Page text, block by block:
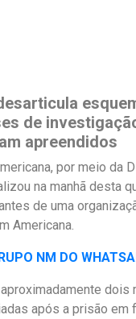
de
apreendidos
por meio da
na manhã desta
de uma
Americana.
NM DO
após a prisão em